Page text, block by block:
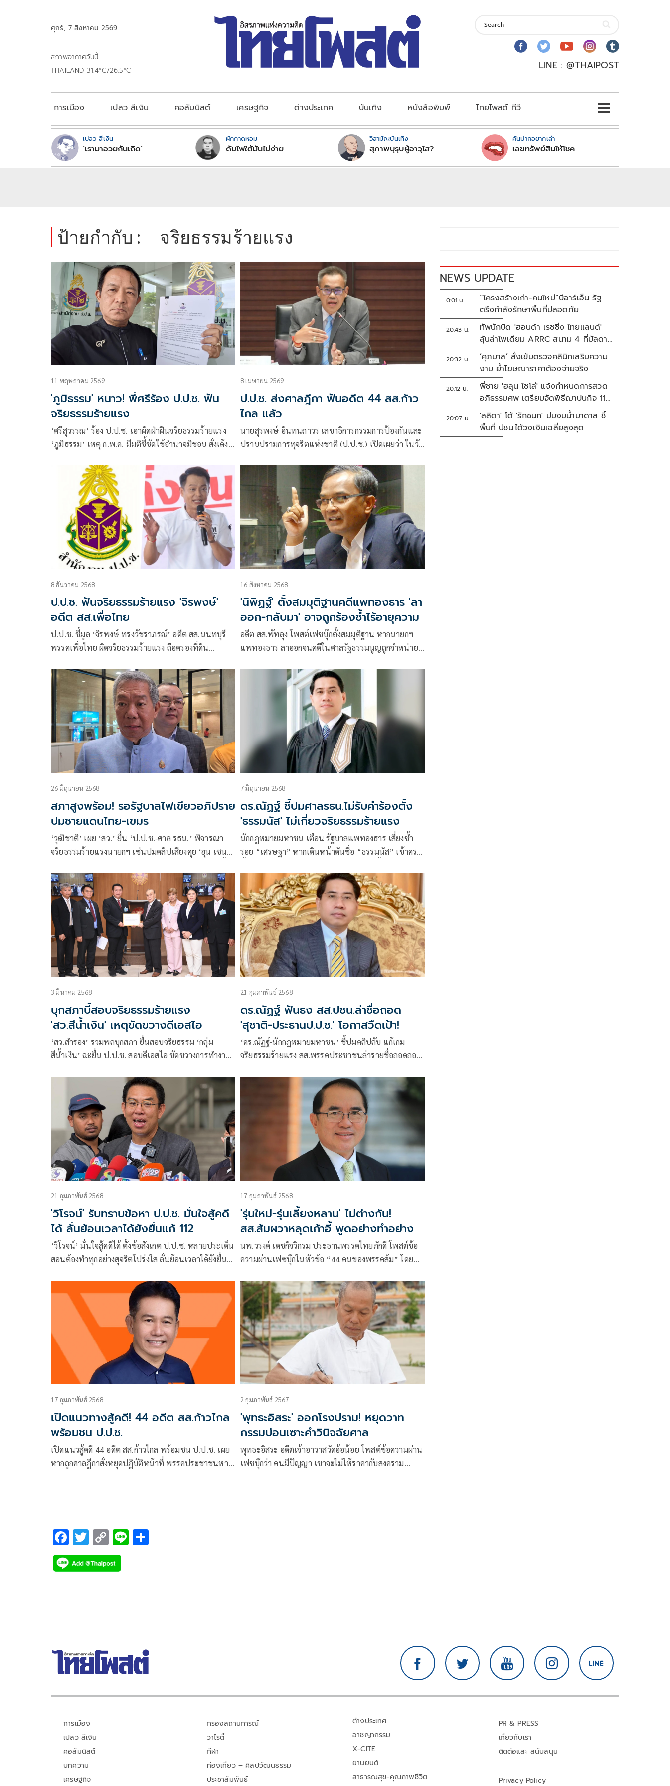
ศุกร์, 7 สิงหาคม 2569
สภาพอากาศวันนี้
THAILAND 31.4°C/26.5°C
LINE : @THAIPOST
การเมือง เปลว สีเงิน คอลัมนิสต์ เศรษฐกิจ ต่างประเทศ บันเทิง หนังสือพิมพ์ ไทยโพสต์ ทีวี
เปลว สีเงิน
‘เรามาอวยกันเถิด’
ผักกาดหอม
ดับไฟใต้มันไม่ง่าย
วิสามัญบันเทิง
สุภาพบุรุษผู้อาวุโส?
คันปากอยากเล่า
เลขทรัพย์สินให้โชค
ป้ายกำกับ : จริยธรรมร้ายแรง
11 พฤษภาคม 2569
'ภูมิธรรม' หนาว! พี่ศรีร้อง ป.ป.ช. ฟัน
จริยธรรมร้ายแรง
‘ศรีสุวรรณ’ ร้อง ป.ป.ช. เอาผิดฝ่าฝืนจริยธรรมร้ายแรง
‘ภูมิธรรม’ เหตุ ก.พ.ค. มีมติชี้ชัดใช้อำนาจมิชอบ สั่งเด้ง
8 เมษายน 2569
ป.ป.ช. ส่งศาลฎีกา ฟันอดีต 44 สส.ก้าว
ไกล แล้ว
นายสุรพงษ์ อินทนถาวร เลขาธิการกรรมการป้องกันและ
ปราบปรามการทุจริตแห่งชาติ (ป.ป.ช.) เปิดเผยว่า ในวัน
จันทร์เพ็ชรพูล ผู้ช่วยเลขาธิการป.ป.ช.นำคำร้องคดี
อดีต44สส.พรรคก้าวไกล กรณีผิดจริยธรรมร้ายแรง จาก
การเข้าชื่อแก้ไขประมวลกฎหมายอาญา มาตร112 ไปยื่น
ต่อศาลฎีกา
8 ธันวาคม 2568
ป.ป.ช. ฟันจริยธรรมร้ายแรง 'จิรพงษ์'
อดีต สส.เพื่อไทย
ป.ป.ช. ชี้มูล ‘จิรพงษ์ ทรงวัชราภรณ์’ อดีต สส.นนทบุรี
พรรคเพื่อไทย ผิดจริยธรรมร้ายแรง ถือครองที่ดิน
16 สิงหาคม 2568
'นิพิฏฐ์' ตั้งสมมุติฐานคดีแพทองธาร 'ลา
ออก-กลับมา' อาจถูกร้องซ้ำไร้อายุความ
อดีต สส.พัทลุง โพสต์เฟซบุ๊กตั้งสมมุติฐาน หากนายกฯ
แพทองธาร ลาออกจนคดีในศาลรัฐธรรมนูญถูกจำหน่าย
26 มิถุนายน 2568
สภาสูงพร้อม! รอรัฐบาลไฟเขียวอภิปราย
ปมชายแดนไทย-เขมร
‘วุฒิชาติ’ เผย ‘สว.’ ยื่น ‘ป.ป.ช.-ศาล รธน.’ พิจารณา
จริยธรรมร้ายแรงนายกฯ เซ่นปมคลิปเสียงคุย ‘ฮุน เซน’
ระหว่างนี้ใช้กลไก ‘กมธ.ทหารฯ’ เรียกแจงก่อนได้
7 มิถุนายน 2568
ดร.ณัฏฐ์ ชี้ปมศาลรธน.ไม่รับคำร้องตั้ง
'ธรรมนัส' ไม่เกี่ยวจริยธรรมร้ายแรง
นักกฎหมายมหาชน เตือน รัฐบาลแพทองธาร เสี่ยงซ้ำ
รอย “เศรษฐา” หากเดินหน้าดันชื่อ “ธรรมนัส” เข้าครม.
เป็นบรรทัดฐานในการตั้งรัฐมนตรีได้
3 มีนาคม 2568
บุกสภาบี้สอบจริยธรรมร้ายแรง
'สว.สีน้ำเงิน' เหตุขัดขวางดีเอสไอ
‘สว.สำรอง’ รวมพลบุกสภา ยื่นสอบจริยธรรม ‘กลุ่ม
สีน้ำเงิน’ ฉะยื่น ป.ป.ช. สอบดีเอสไอ ขัดขวางการทำงาน
1.2 พันชื่อเป็นจริงตามนั้น
21 กุมภาพันธ์ 2568
ดร.ณัฏฐ์ ฟันธง สส.ปชน.ล่าชื่อถอด
'สุชาติ-ประธานป.ป.ช.' โอกาสวืดเป้า!
‘ดร.ณัฏฐ์-นักกฎหมายมหาชน’ ชี้ปมคลิปลับ แก้เกม
จริยธรรมร้ายแรง สส.พรรคประชาชนล่ารายชื่อถอดถอน
ประธานรัฐสภาใช้ดุลพินิจตีตกคำร้องได้
21 กุมภาพันธ์ 2568
'วิโรจน์' รับทราบข้อหา ป.ป.ช. มั่นใจสู้คดี
ได้ ลั่นย้อนเวลาได้ยังยื่นแก้ 112
‘วิโรจน์’ มั่นใจสู้คดีได้ ตั้งข้อสังเกต ป.ป.ช. หลายประเด็น
สอนต้องทำทุกอย่างสุจริตโปร่งใส ลั่นย้อนเวลาได้ยังยื่น
17 กุมภาพันธ์ 2568
'รุ่นใหม่-รุ่นเลี้ยงหลาน' ไม่ต่างกัน!
สส.ส้มผวาหลุดเก้าอี้ พูดอย่างทำอย่าง
นพ.วรงค์ เดชกิจวิกรม ประธานพรรคไทยภักดี โพสต์ข้อ
ความผ่านเฟซบุ๊กในหัวข้อ “44 คนของพรรคส้ม” โดย
แก้ไขมาตรา 112
17 กุมภาพันธ์ 2568
เปิดแนวทางสู้คดี! 44 อดีต สส.ก้าวไกล
พร้อมชน ป.ป.ช.
เปิดแนวสู้คดี 44 อดีต สส.ก้าวไกล พร้อมชน ป.ป.ช. เผย
หากถูกศาลฎีกาสั่งหยุดปฏิบัติหน้าที่ พรรคประชาชนหาย
2 กุมภาพันธ์ 2567
'พุทธะอิสระ' ออกโรงปราม! หยุดวาท
กรรมบ่อนเซาะคำวินิจฉัยศาล
พุทธะอิสระ อดีตเจ้าอาวาสวัดอ้อน้อย โพสต์ข้อความผ่าน
เฟซบุ๊กว่า คนมีปัญญา เขาจะไม่ให้ราคากับสงคราม
F
ac
e
T
wi
tt
C
o
p
Li
NEWS UPDATE
0:01 น.
“โครงสร้างเก่า-คนใหม่”บีอาร์เอ็น รัฐ
ตรึงกำลังรักษาพื้นที่ปลอดภัย
20:43 น.
ทัพนักบิด 'ฮอนด้า เรซซิ่ง ไทยแลนด์'
ลุ้นล่าโพเดียม ARRC สนาม 4 ที่มัลดาลิ
กา
20:32 น.
‘ศุภมาส’ สั่งเข้มตรวจคลินิกเสริมความ
งาม ย้ำโฆษณาราคาต้องจ่ายจริง
20:12 น.
พี่ชาย 'ฮลุน โซโล่' แจ้งกำหนดการสวด
อภิธรรมศพ เตรียมจัดพิธีฌาปนกิจ 11
ส.ค.
20:07 น.
'ลลิดา' โต้ 'รักชนก' ปมงบน้ำบาดาล ชี้
พื้นที่ ปชน.ได้วงเงินเฉลี่ยสูงสุด
การเมือง
เปลว สีเงิน
คอลัมนิสต์
บทความ
เศรษฐกิจ
กรองสถานการณ์
วาไรตี้
กีฬา
ท่องเที่ยว – ศิลปวัฒนธรรม
ประชาสัมพันธ์
ต่างประเทศ
อาชญากรรม
X-CITE
ยานยนต์
สาธารณสุข-คุณภาพชีวิต
PR & PRESS
เกี่ยวกับเรา
ติดต่อและ สนับสนุน
Privacy Policy